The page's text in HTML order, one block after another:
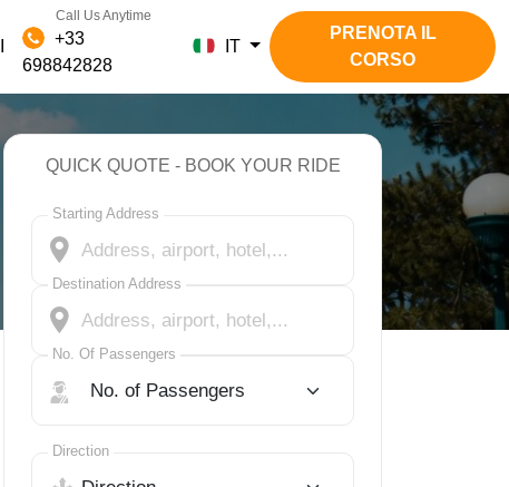
Call Us Anytime
+33
698842828
IT
PRENOTA IL
CORSO
QUICK QUOTE - BOOK YOUR RIDE
Starting Address
Destination Address
No. Of Passengers
No. Of Passengers
Direction
Select Trip Direction